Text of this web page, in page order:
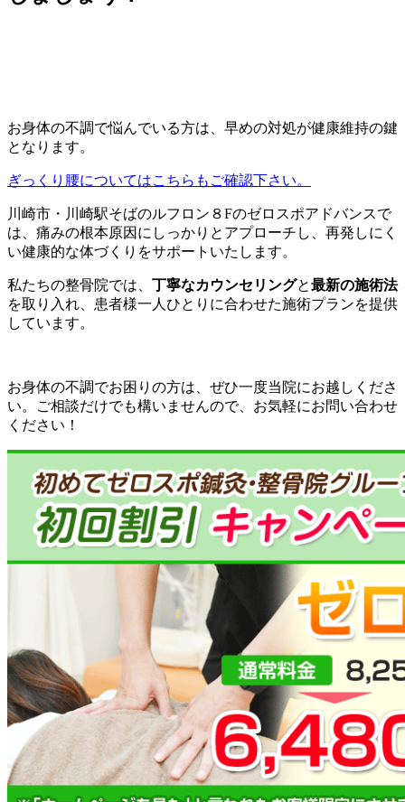
お身体の不調で悩んでいる方は、早めの対処が健康維持の鍵
となります。
ぎっくり腰についてはこちらもご確認下さい。
川崎市・川崎駅そばのルフロン８Fのゼロスポアドバンスで
は、痛みの根本原因にしっかりとアプローチし、再発しにく
い健康的な体づくりをサポートいたします。
私たちの整骨院では、 丁寧なカウンセリングと最新の施術法
を取り入れ、患者様一人ひとりに合わせた施術プランを提供
しています。
お身体の不調でお困りの方は、ぜひ一度当院にお越しくださ
い。ご相談だけでも構いませんので、お気軽にお問い合わせ
ください！